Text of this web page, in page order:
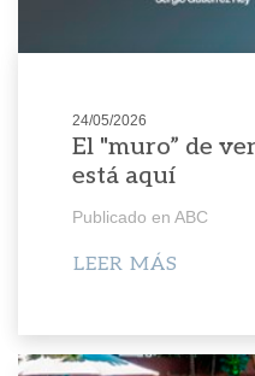
24/05/2026
El "muro” de
está aquí
Publicado en ABC
LEER MÁS